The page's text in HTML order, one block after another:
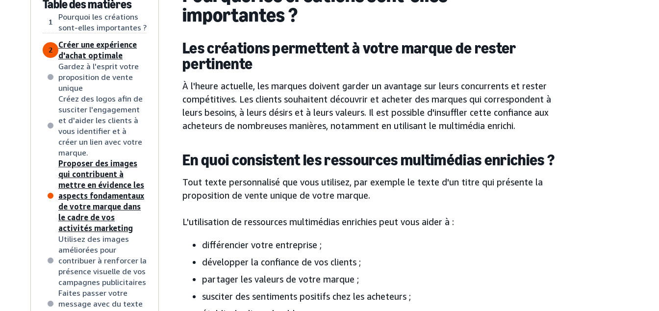
Table des matières
1
Pourquoi les créations
sont-elles importantes ?
2
Créer une expérience
d'achat optimale
Gardez à l'esprit votre
proposition de vente
unique
Créez des logos afin de
susciter l'engagement
et d'aider les clients à
vous identifier et à
créer un lien avec votre
marque.
Proposer des images
qui contribuent à
mettre en évidence les
aspects fondamentaux
de votre marque dans
le cadre de vos
activités marketing
Utilisez des images
améliorées pour
contribuer à renforcer la
présence visuelle de vos
campagnes publicitaires
Faites passer votre
message avec du texte
importantes ?
Les créations permettent à votre marque de rester
pertinente
À l'heure actuelle, les marques doivent garder un avantage sur leurs concurrents et rester
compétitives. Les clients souhaitent découvrir et acheter des marques qui correspondent à
leurs besoins, à leurs désirs et à leurs valeurs. Il est possible d'insuffler cette confiance aux
acheteurs de nombreuses manières, notamment en utilisant le multimédia enrichi.
En quoi consistent les ressources multimédias enrichies ?
Tout texte personnalisé que vous utilisez, par exemple le texte d'un titre qui présente la
proposition de vente unique de votre marque.
L'utilisation de ressources multimédias enrichies peut vous aider à :
différencier votre entreprise ;
développer la confiance de vos clients ;
partager les valeurs de votre marque ;
susciter des sentiments positifs chez les acheteurs ;